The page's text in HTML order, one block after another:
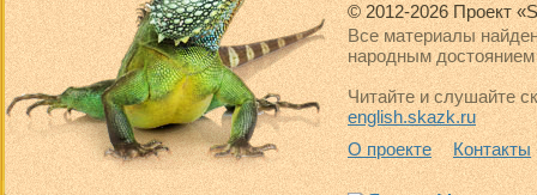
© 2012-2026 Проект
Все материалы
народным достоянием
Читайте и слушайте
english.skazk.ru
О проекте
Контакты